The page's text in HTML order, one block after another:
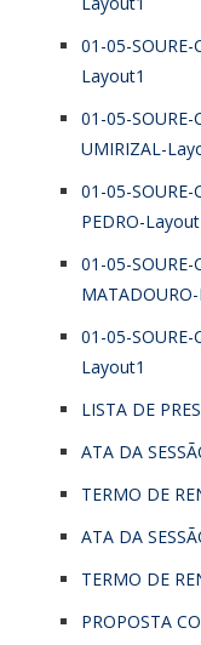
01-05-
Layout1
01-05-SOURE-
UMIRIZAL-
01-05-SOURE-
PEDRO-
01-05-SOURE-
01-05-SOURE-
Layout1
LISTA DE
ATA DA
TERMO DE
ATA DA
TERMO DE
PROPOSTA